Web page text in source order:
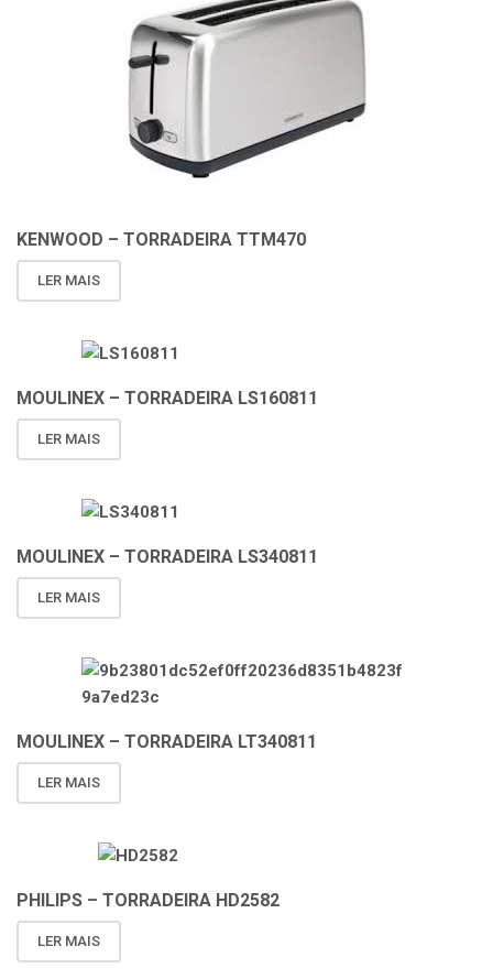
KENWOOD – TORRADEIRA TTM470
LER MAIS
MOULINEX – TORRADEIRA LS160811
LER MAIS
MOULINEX – TORRADEIRA LS340811
LER MAIS
MOULINEX – TORRADEIRA LT340811
LER MAIS
PHILIPS – TORRADEIRA HD2582
LER MAIS